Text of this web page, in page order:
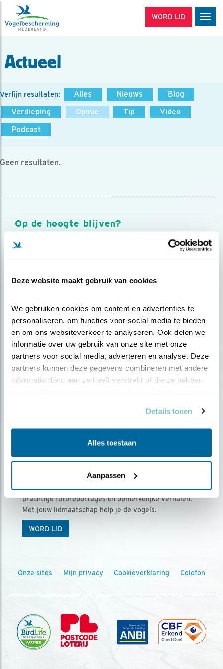
Deze website maakt gebruik van cookies
We gebruiken cookies om content en advertenties te
personaliseren, om functies voor social media te bieden
en om ons websiteverkeer te analyseren. Ook delen we
informatie over uw gebruik van onze site met onze
partners voor social media, adverteren en analyse. Deze
partners kunnen deze gegevens combineren met andere
informatie die u aan ze heeft verstrekt of die ze hebben
Details tonen
Alles toestaan
Aanpassen
WORD LID
Actueel
Verfijn resultaten: Alles Nieuws
Blog
Verdieping
Opinie Tip
Video
Podcast
Geen resultaten.
Op de hoogte blijven?
Meld je aan en ontvang nieuws, inspiratie, acties en tips
over vogels en activiteiten van Vogelbescherming.
Ontvang 5 x Vogels voor € 36,00 per jaar
Vogels is het tijdschrift voor onze leden, met
prachtige fotoreportages en opmerkelijke verhalen.
Met jouw lidmaatschap help je de vogels.
WORD LID
Onze sites Mijn privacy Cookieverklaring Colofon